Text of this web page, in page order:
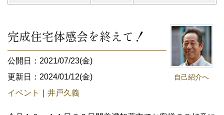
自己紹介へ
完成住宅体感会を終えて！
公開日：2021/07/23(金)
更新日：2024/01/12(金)
イベント
井戸久義